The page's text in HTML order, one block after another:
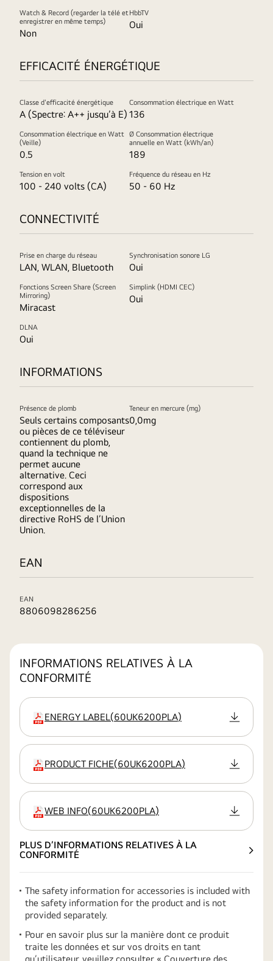
Watch & Record (regarder la télé et
enregistrer en même temps)
Non
HbbTV
Oui
EFFICACITÉ ÉNERGÉTIQUE
Classe d'efficacité énergétique
A (Spectre: A++ jusqu’à E)
Consommation électrique en Watt
136
Consommation électrique en Watt
(Veille)
0.5
Ø Consommation électrique
annuelle en Watt (kWh/an)
189
Tension en volt
100 - 240 volts (CA)
Fréquence du réseau en Hz
50 - 60 Hz
CONNECTIVITÉ
Prise en charge du réseau
LAN, WLAN, Bluetooth
Synchronisation sonore LG
Oui
Fonctions Screen Share (Screen
Mirroring)
Miracast
Simplink (HDMI CEC)
Oui
DLNA
Oui
INFORMATIONS
Présence de plomb
Seuls certains composants
ou pièces de ce téléviseur
contiennent du plomb,
quand la technique ne
permet aucune
alternative. Ceci
correspond aux
dispositions
exceptionnelles de la
directive RoHS de l’Union
Union.
Teneur en mercure (mg)
0,0mg
EAN
EAN
8806098286256
INFORMATIONS RELATIVES À LA
CONFORMITÉ
extension
ENERGY LABEL(60UK6200PLA)
extension
PRODUCT FICHE(60UK6200PLA)
extension
WEB INFO(60UK6200PLA)
PLUS D’INFORMATIONS RELATIVES À LA
CONFORMITÉ
The safety information for accessories is included with
the safety information for the product and is not
provided separately.
Pour en savoir plus sur la manière dont ce produit
traite les données et sur vos droits en tant